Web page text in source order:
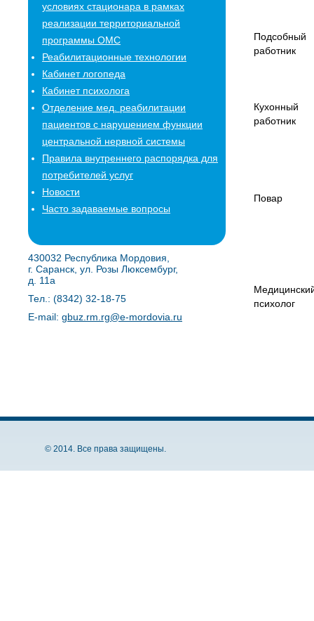
условиях стационара в рамках
реализации территориальной
программы ОМС
Реабилитационные технологии
Кабинет логопеда
Кабинет психолога
Отделение мед. реабилитации
пациентов с нарушением функции
центральной нервной системы
Правила внутреннего распорядка для
потребителей услуг
Новости
Часто задаваемые вопросы
430032 Республика Мордовия,
г. Саранск, ул. Розы Люксембург,
д. 11а
Тел.: (8342) 32-18-75
E-mail: gbuz.rm.rg@e-mordovia.ru
Подсобный
работник
Кухонный
работник
Повар
психолог
© 2014. Все права защищены.